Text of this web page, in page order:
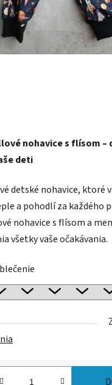
nohavice s flísom
deti
detské nohavice, ktoré
a pohodlí za každého
nohavice s flísom a
všetky vaše očakávania.